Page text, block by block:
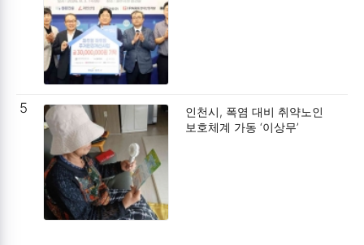
5
인천시, 폭염 대비 취약노인
보호체계 가동 ‘이상무’